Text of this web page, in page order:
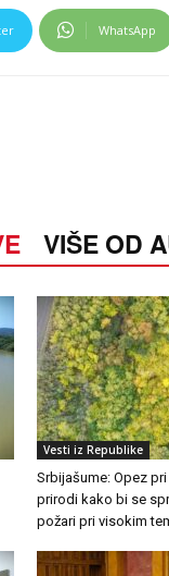
WhatsApp
VIŠE OD
Vesti iz Republike
Srbijašume: Opez
prirodi kako bi se
požari pri visokim